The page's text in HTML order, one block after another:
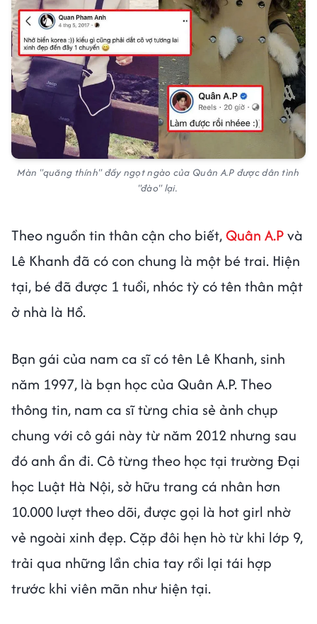
Màn "quăng thính" đầy ngọt ngào của Quân A.P được dân tình
"đào" lại.
Theo nguồn tin thân cận cho biết,Quân A.Pvà
Lê Khanh đã có con chung là một bé trai. Hiện
tại, bé đã được 1 tuổi, nhóc tỳ có tên thân mật
ở nhà là Hổ.
Bạn gái của nam ca sĩ có tên Lê Khanh, sinh
năm 1997, là bạn học của Quân A.P. Theo
thông tin, nam ca sĩ từng chia sẻ ảnh chụp
chung với cô gái này từ năm 2012 nhưng sau
đó anh ẩn đi. Cô từng theo học tại trường Đại
học Luật Hà Nội, sở hữu trang cá nhân hơn
10.000 lượt theo dõi, được gọi là hot girl nhờ
vẻ ngoài xinh đẹp. Cặp đôi hẹn hò từ khi lớp 9,
trải qua những lần chia tay rồi lại tái hợp
trước khi viên mãn như hiện tại.